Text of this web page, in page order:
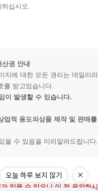
십시오.
권 안내
지에 대한 모든 권리는 데일리라
를 받고있습니다.
이 발생할 수 있습니다.
업적 용도의상품 제작 및 판매를
을 수 있음을 미리알려드립니다.
있을 수 있으니 이 점 유의하시
오늘 하루 보지 않기